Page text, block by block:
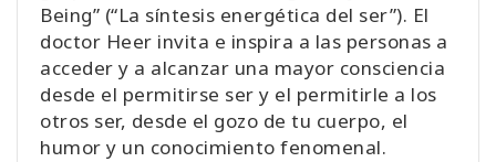
Being” (“La síntesis energética del ser”). El
doctor Heer invita e inspira a las personas a
acceder y a alcanzar una mayor consciencia
desde el permitirse ser y el permitirle a los
otros ser, desde el gozo de tu cuerpo, el
humor y un conocimiento fenomenal.